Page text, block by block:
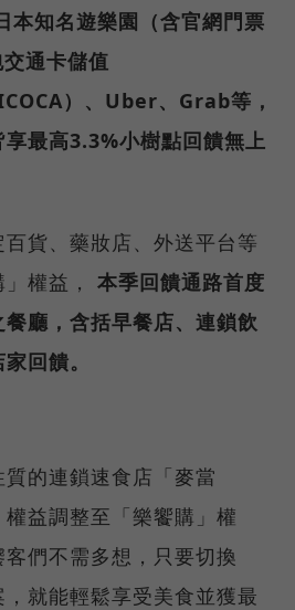
本知名遊樂園（含官網門票
通卡儲值
）、Uber、Grab等，
最高3.3%小樹點回饋無上
貨、藥妝店、外送平台等
權益， 本季回饋通路首度
廳，含括早餐店、連鎖飲
回饋。
的連鎖速食店「麥當
益調整至「樂饗購」權
們不需多想，只要切換
，就能輕鬆享受美食並獲最